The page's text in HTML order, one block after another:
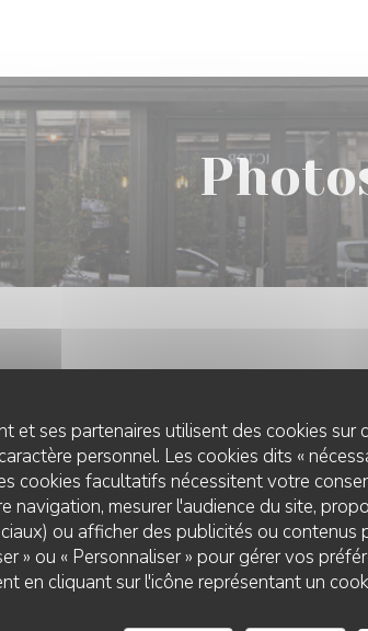
et ses partenaires utilisent des cookies
personnel. Les cookies dits «
cookies facultatifs nécessitent votre
navigation, mesurer l'audience du site,
ou afficher des publicités ou contenus
» ou « Personnaliser » pour gérer vos
en cliquant sur l'icône représentant un